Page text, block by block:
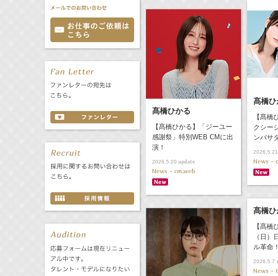
髙橋ひ
【髙橋
クシー
ンバサ
2026.5.21
News -
髙橋ひかる
【髙橋ひかる】「ジーユー
感謝祭」特別WEB CMに出
演！
2026.5.20 update
News - cm,web
髙橋ひ
【髙橋
（日）
ル革命
2026.5.7
News -
あ か
さ
た
な
は
ま
や
ら
わ